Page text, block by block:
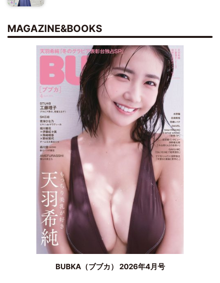
MAGAZINE&BOOKS
BUBKA（ブブカ） 2026年4月号